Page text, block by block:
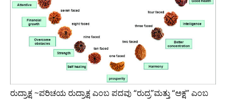
ರುದ್ರಾಕ್ಷ ~ಪರಿಚಯ ರುದ್ರಾಕ್ಷ ಎಂಬ ಪದವು “ರುದ್ರ”ಮತ್ತು “ಅಕ್ಷ” ಎಂಬ